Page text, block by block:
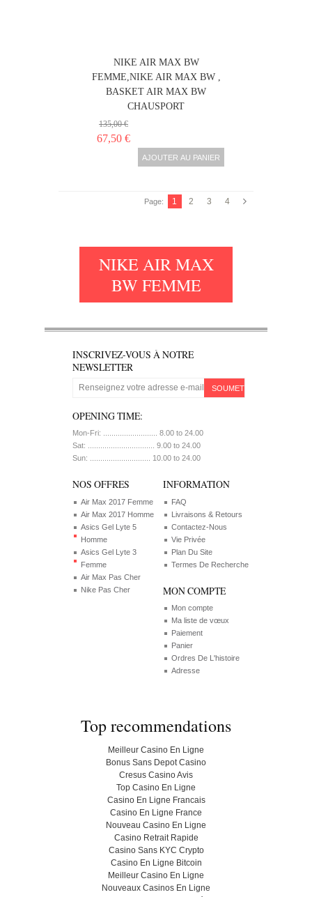
NIKE AIR MAX BW
FEMME,NIKE AIR MAX BW ,
BASKET AIR MAX BW
CHAUSPORT
135,00 €
67,50 €
AJOUTER AU PANIER
Page: 1 2 3 4
NIKE AIR MAX
BW FEMME
INSCRIVEZ-VOUS À NOTRE
NEWSLETTER
SOUMETTRE
OPENING TIME:
Mon-Fri: .......................... 8.00 to 24.00
Sat: ................................ 9.00 to 24.00
Sun: ............................. 10.00 to 24.00
NOS OFFRES
Air Max 2017 Femme
Air Max 2017 Homme
Asics Gel Lyte 5
Homme
Asics Gel Lyte 3
Femme
Air Max Pas Cher
Nike Pas Cher
INFORMATION
FAQ
Livraisons & Retours
Contactez-Nous
Vie Privée
Plan Du Site
Termes De Recherche
MON COMPTE
Mon compte
Ma liste de vœux
Paiement
Panier
Ordres De L'histoire
Adresse
Top recommendations
Meilleur Casino En Ligne
Bonus Sans Depot Casino
Cresus Casino Avis
Top Casino En Ligne
Casino En Ligne Francais
Casino En Ligne France
Nouveau Casino En Ligne
Casino Retrait Rapide
Casino Sans KYC Crypto
Casino En Ligne Bitcoin
Meilleur Casino En Ligne
Nouveaux Casinos En Ligne